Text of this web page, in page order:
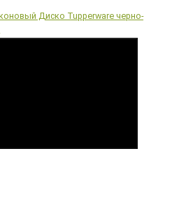
Диско Tupperware черно-